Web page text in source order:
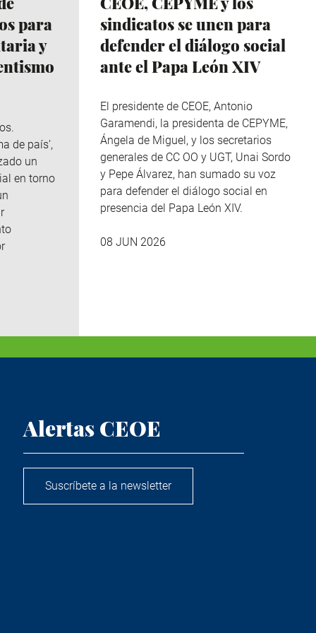
para
y
de país’,
un
en torno
sindicatos se unen para
defender el diálogo social
ante el Papa León XIV
El presidente de CEOE, Antonio
Garamendi, la presidenta de CEPYME,
Ángela de Miguel, y los secretarios
generales de CC OO y UGT, Unai Sordo
y Pepe Álvarez, han sumado su voz
para defender el diálogo social en
presencia del Papa León XIV.
08 JUN 2026
Alertas CEOE
Suscríbete a la newsletter